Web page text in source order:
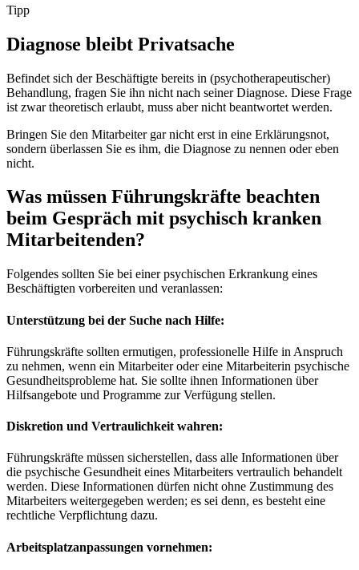
Tipp
Diagnose bleibt Privatsache
Befindet sich der Beschäftigte bereits in (psychotherapeutischer)
Behandlung, fragen Sie ihn nicht nach seiner Diagnose. Diese Frage
ist zwar theoretisch erlaubt, muss aber nicht beantwortet werden.
Bringen Sie den Mitarbeiter gar nicht erst in eine Erklärungsnot,
sondern überlassen Sie es ihm, die Diagnose zu nennen oder eben
nicht.
Was müssen Führungskräfte beachten
beim Gespräch mit psychisch kranken
Mitarbeitenden?
Folgendes sollten Sie bei einer psychischen Erkrankung eines
Beschäftigten vorbereiten und veranlassen:
Unterstützung bei der Suche nach Hilfe:
Führungskräfte sollten ermutigen, professionelle Hilfe in Anspruch
zu nehmen, wenn ein Mitarbeiter oder eine Mitarbeiterin psychische
Gesundheitsprobleme hat. Sie sollte ihnen Informationen über
Hilfsangebote und Programme zur Verfügung stellen.
Diskretion und Vertraulichkeit wahren:
Führungskräfte müssen sicherstellen, dass alle Informationen über
die psychische Gesundheit eines Mitarbeiters vertraulich behandelt
werden. Diese Informationen dürfen nicht ohne Zustimmung des
Mitarbeiters weitergegeben werden; es sei denn, es besteht eine
rechtliche Verpflichtung dazu.
Arbeitsplatzanpassungen vornehmen: